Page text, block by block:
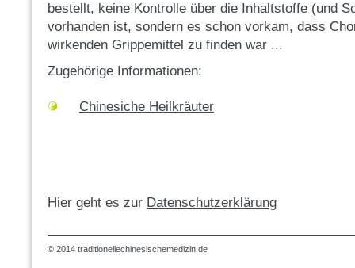
bestellt, keine Kontrolle über die Inhaltstoffe (und
vorhanden ist, sondern es schon vorkam, dass
wirkenden Grippemittel zu finden war ...
Zugehörige Informationen:
Chinesiche Heilkräuter
Hier geht es zur Datenschutzerklärung
© 2014 traditionellechinesischemedizin.de